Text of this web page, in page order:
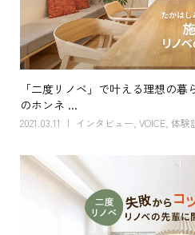
「二度リノベ」で叶える理想の
のホンネ ...
2021.03.11 インタビュー VOICE, 体験